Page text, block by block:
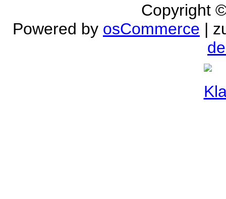
Copyright
Powered by osCommerce |